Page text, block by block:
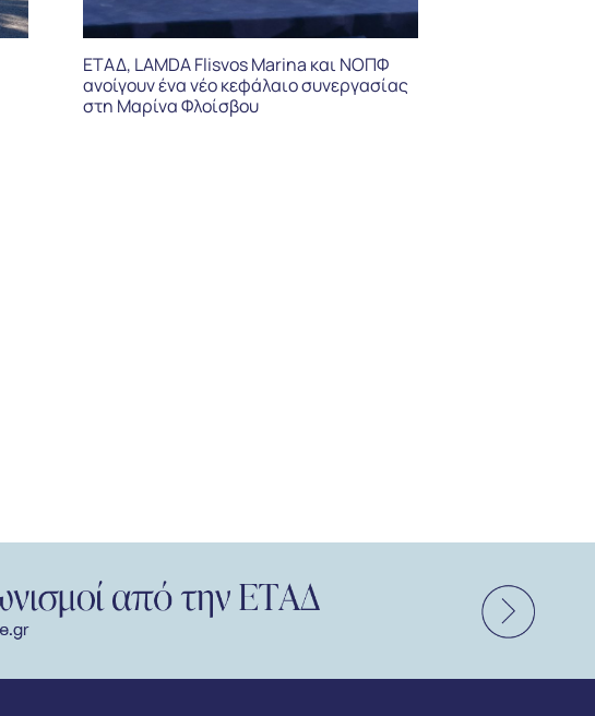
ΕΤΑΔ, LAMDA Flisvos Marina και ΝΟΠΦ
ανοίγουν ένα νέο κεφάλαιο συνεργασίας
στη Μαρίνα Φλοίσβου